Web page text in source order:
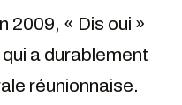
2009, « Dis oui »
a durablement
réunionnaise.